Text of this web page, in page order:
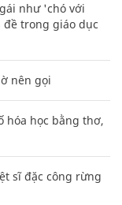
như 'chó với
trong giáo dục
nên gọi
hóa học bằng thơ,
sĩ đặc công rừng